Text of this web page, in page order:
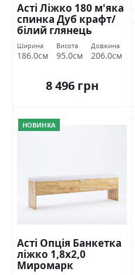
Асті Ліжко 180 м'яка
спинка Дуб крафт/
білий глянець
Міромарк
Ширина
186.0см
Висота
95.0см
Довжина
206.0см
8 496 грн
НОВИНКА
Асті Опція Банкетка
ліжко 1,8х2,0
Миромарк